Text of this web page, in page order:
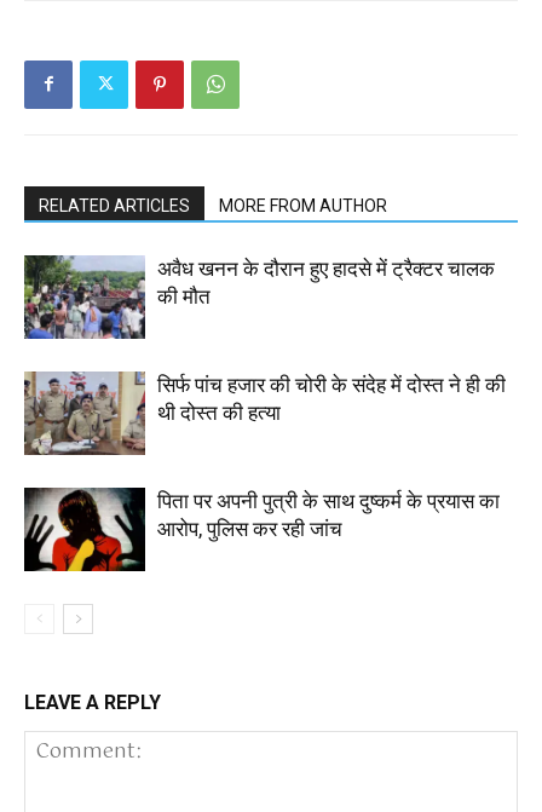
RELATED ARTICLES MORE FROM AUTHOR
अवैध खनन के दौरान हुए हादसे में ट्रैक्टर चालक
की मौत
सिर्फ पांच हजार की चोरी के संदेह में दोस्त ने ही की
थी दोस्त की हत्या
पिता पर अपनी पुत्री के साथ दुष्कर्म के प्रयास का
आरोप, पुलिस कर रही जांच
LEAVE A REPLY